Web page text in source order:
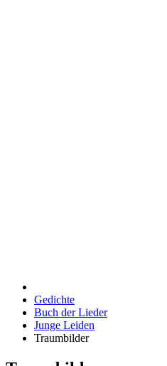
Gedichte
Buch der Lieder
Junge Leiden
Traumbilder